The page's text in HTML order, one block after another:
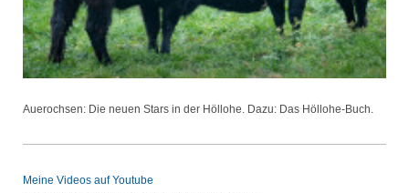
Auerochsen: Die neuen Stars in der Höllohe. Dazu: Das Höllohe-Buch.
Meine Videos auf Youtube